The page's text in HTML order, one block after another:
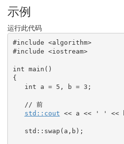
示例
运行此代码
#include <algorithm>
#include <iostream>
int main ( )
{
int a = 5 , b = 3 ;
// 前
std:: cout << a << ' ' <<
   std
:: swap ( a,b ) ;